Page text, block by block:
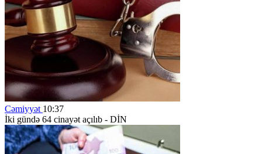
Cəmiyyət 10:37
İki gündə 64 cinayət açılıb - DİN